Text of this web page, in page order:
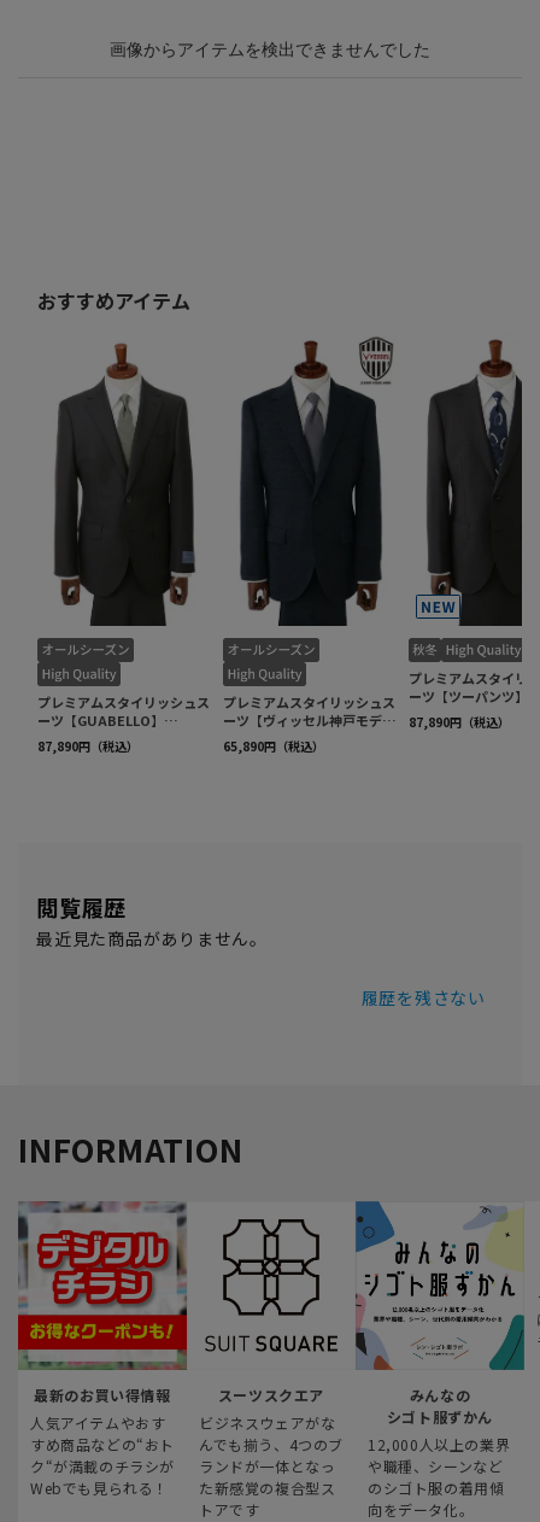
閲覧履歴
最近見た商品がありません。
履歴を残さない
INFORMATION
最新のお買い得情報
人気アイテムやおす
すめ商品などの“おト
ク“が満載のチラシが
Webでも見られる！
スーツスクエア
ビジネスウェアがな
んでも揃う、4つのブ
ランドが一体となっ
た新感覚の複合型ス
トアです
みんなの
シゴト服ずかん
12,000人以上の業界
や職種、シーンなど
のシゴト服の着用傾
向をデータ化。